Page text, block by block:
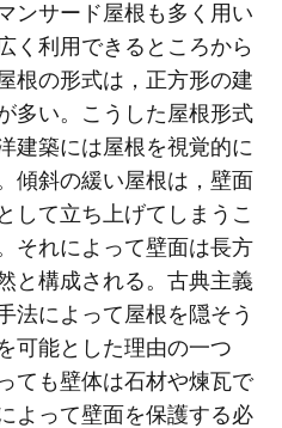
ンサード屋根も多く用い
く利用できるところから
根の形式は，正方形の建
多い。こうした屋根形式
建築には屋根を視覚的に
傾斜の緩い屋根は，壁面
として立ち上げてしまうこ
それによって壁面は長方
と構成される。古典主義
法によって屋根を隠そう
可能とした理由の一つ
ても壁体は石材や煉瓦で
よって壁面を保護する必